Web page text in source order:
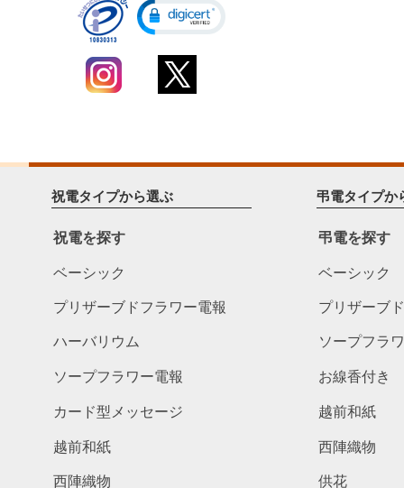
祝電タイプから選ぶ
祝電を探す
ベーシック
プリザーブドフラワー電報
ハーバリウム
ソープフラワー電報
カード型メッセージ
越前和紙
西陣織物
弔電タイプか
弔電を探す
ベーシック
プリザーブ
ソープフラ
お線香付き
越前和紙
西陣織物
供花